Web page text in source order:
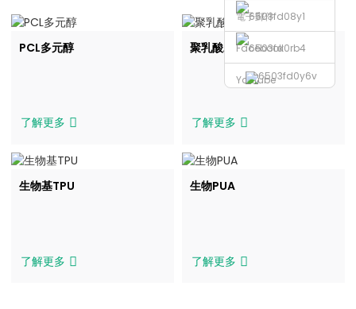
電子郵件
Facebook
Youtube
PCL多元醇
了解更多
聚乳酸二醇
了解更多
生物基TPU
了解更多
生物PUA
了解更多